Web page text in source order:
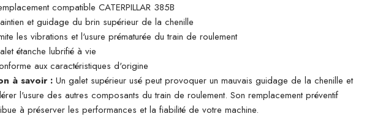
compatible CATERPILLAR 385B
et guidage du brin supérieur de la chenille
les vibrations et l'usure prématurée du train de roulement
étanche lubrifié à vie
aux caractéristiques d'origine
à savoir : Un galet supérieur usé peut provoquer un mauvais guidage de la chenille et
l'usure des autres composants du train de roulement. Son remplacement préventif
à préserver les performances et la fiabilité de votre machine.